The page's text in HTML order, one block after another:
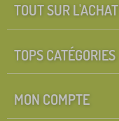
TOUT SUR L'ACHAT
TOPS CATÉGORIES
MON COMPTE